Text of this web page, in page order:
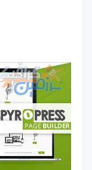
مقالات
ترفند-فتوشاپ
ترفند-افترافکت
ترفند-پریمیر